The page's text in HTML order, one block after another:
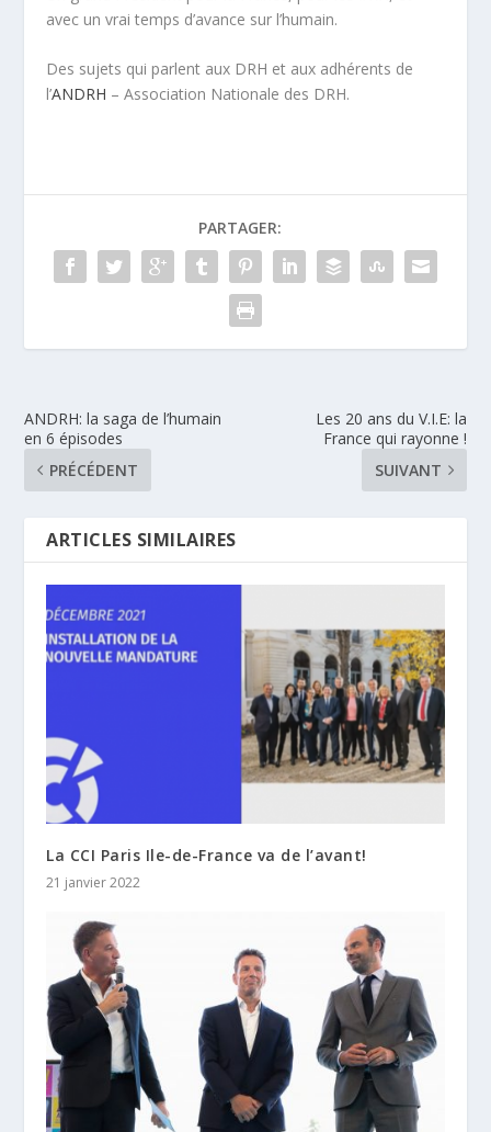
avec un vrai temps d’avance sur l’humain.
Des sujets qui parlent aux DRH et aux adhérents de
l’ANDRH – Association Nationale des DRH.
PARTAGER:
ANDRH: la saga de l’humain
en 6 épisodes
PRÉCÉDENT
Les 20 ans du V.I.E: la
France qui rayonne !
SUIVANT
ARTICLES SIMILAIRES
La CCI Paris Ile-de-France va de l’avant!
21 janvier 2022